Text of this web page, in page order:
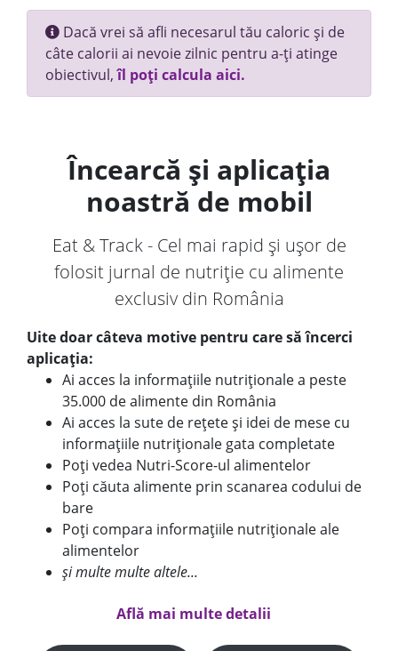
Dacă vrei să afli necesarul tău caloric și de
câte calorii ai nevoie zilnic pentru a-ți atinge
obiectivul,îl poți calcula aici.
Încearcă și aplicația
noastră de mobil
Eat & Track - Cel mai rapid și ușor de
folosit jurnal de nutriție cu alimente
exclusiv din România
Uite doar câteva motive pentru care să încerci
aplicația:
Ai acces la informațiile nutriționale a peste
35.000 de alimente din România
Ai acces la sute de rețete și idei de mese cu
informațiile nutriționale gata completate
Poți vedea Nutri-Score-ul alimentelor
Poți căuta alimente prin scanarea codului de
bare
Poți compara informațiile nutriționale ale
alimentelor
și multe multe altele...
Află mai multe detalii